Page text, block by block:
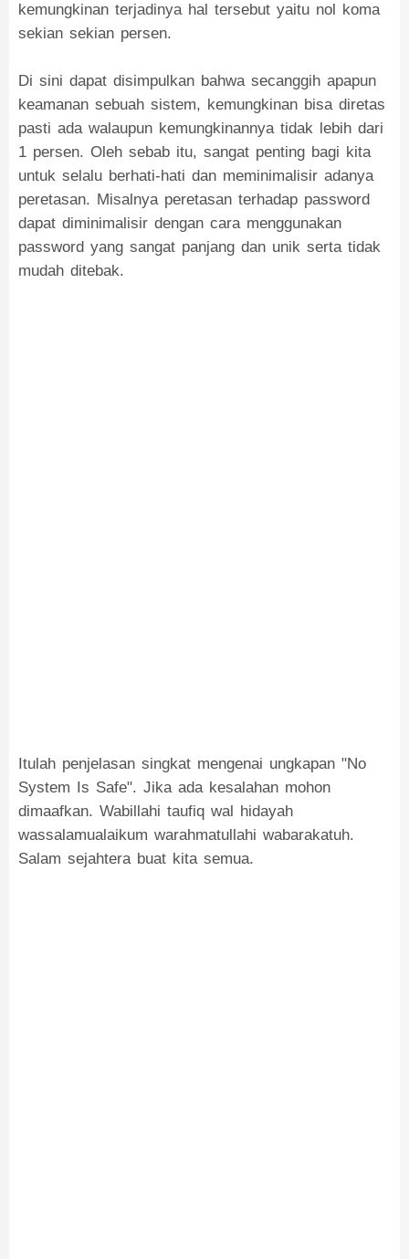
kemungkinan terjadinya hal tersebut yaitu nol koma
sekian sekian persen.
Di sini dapat disimpulkan bahwa secanggih apapun
keamanan sebuah sistem, kemungkinan bisa diretas
pasti ada walaupun kemungkinannya tidak lebih dari
1 persen. Oleh sebab itu, sangat penting bagi kita
untuk selalu berhati-hati dan meminimalisir adanya
peretasan. Misalnya peretasan terhadap password
dapat diminimalisir dengan cara menggunakan
password yang sangat panjang dan unik serta tidak
mudah ditebak.
Itulah penjelasan singkat mengenai ungkapan "No
System Is Safe". Jika ada kesalahan mohon
dimaafkan. Wabillahi taufiq wal hidayah
wassalamualaikum warahmatullahi wabarakatuh.
Salam sejahtera buat kita semua.